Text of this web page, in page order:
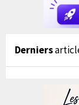
Derniers